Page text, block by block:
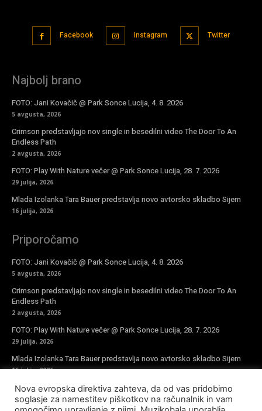
Facebook Instagram Twitter
Najbolj brano
FOTO: Jani Kovačič @ Park Sonce Lucija, 4. 8. 2026
5 avgusta, 2026
Crimson predstavljajo nov single in besedilni video The Door To An
Endless Path
2 avgusta, 2026
FOTO: Play With Nature večer @ Park Sonce Lucija, 28. 7. 2026
29 julija, 2026
Mlada Izolanka Tara Bauer predstavlja novo avtorsko skladbo Sijem
16 julija, 2026
Priporočamo
FOTO: Jani Kovačič @ Park Sonce Lucija, 4. 8. 2026
5 avgusta, 2026
Crimson predstavljajo nov single in besedilni video The Door To An
Endless Path
2 avgusta, 2026
FOTO: Play With Nature večer @ Park Sonce Lucija, 28. 7. 2026
29 julija, 2026
Mlada Izolanka Tara Bauer predstavlja novo avtorsko skladbo Sijem
16 julija, 2026
Vpiši se v novičke
Nova evropska direktiva zahteva, da od vas pridobimo
soglasje za namestitev piškotkov na računalnik in vam